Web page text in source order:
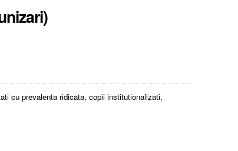
cu prevalenta ridicata, copii institutionalizati,